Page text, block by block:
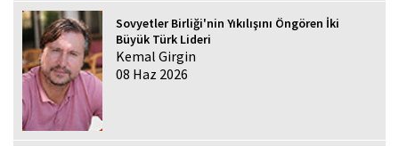
Sovyetler Birliği'nin Yıkılışını Öngören İki
Büyük Türk Lideri
Kemal Girgin
08 Haz 2026